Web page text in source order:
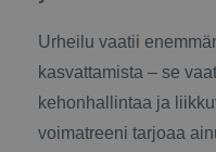
Urheilu vaatii
kasvattamista – se
kehonhallintaa ja
voimatreeni tarjoaa